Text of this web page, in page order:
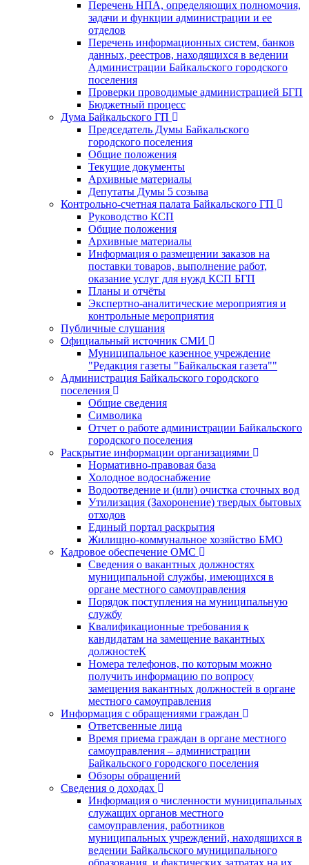
Перечень НПА, определяющих полномочия,
задачи и функции администрации и ее
отделов
Перечень информационных систем, банков
данных, реестров, находящихся в ведении
Администрации Байкальского городского
поселения
Проверки проводимые администрацией БГП
Бюджетный процесс
Дума Байкальского ГП
Председатель Думы Байкальского
городского поселения
Общие положения
Текущие документы
Архивные материалы
Депутаты Думы 5 созыва
Контрольно-счетная палата Байкальского ГП
Руководство КСП
Общие положения
Архивные материалы
Информация о размещении заказов на
поставки товаров, выполнение работ,
оказание услуг для нужд КСП БГП
Планы и отчёты
Экспертно-аналитические мероприятия и
контрольные мероприятия
Публичные слушания
Официальный источник СМИ
Муниципальное казенное учреждение
"Редакция газеты "Байкальская газета""
Администрация Байкальского городского
поселения
Общие сведения
Символика
Отчет о работе администрации Байкальского
городского поселения
Раскрытие информации организациями
Нормативно-правовая база
Холодное водоснабжение
Водоотведение и (или) очистка сточных вод
Утилизация (Захоронение) твердых бытовых
отходов
Единый портал раскрытия
Жилищно-коммунальное хозяйство БМО
Кадровое обеспечение ОМС
Сведения о вакантных должностях
муниципальной службы, имеющихся в
органе местного самоуправления
Порядок поступления на муниципальную
службу
Квалификационные требования к
кандидатам на замещение вакантных
должностеК
Номера телефонов, по которым можно
получить информацию по вопросу
замещения вакантных должностей в органе
местного самоуправления
Информация с обращениями граждан
Ответсвенные лица
Время приема граждан в органе местного
самоуправления – администрации
Байкальского городского поселения
Обзоры обращений
Сведения о доходах
Информация о численности муниципальных
служащих органов местного
самоуправления, работников
муниципальных учреждений, находящихся в
ведении Байкальского муниципального
образования, и фактических затратах на их